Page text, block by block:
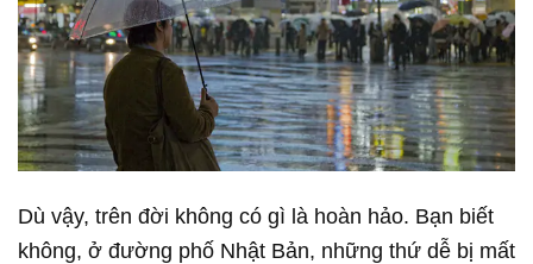
Dù vậy, trên đời không có gì là hoàn hảo. Bạn biết
không, ở đường phố Nhật Bản, những thứ dễ bị mất